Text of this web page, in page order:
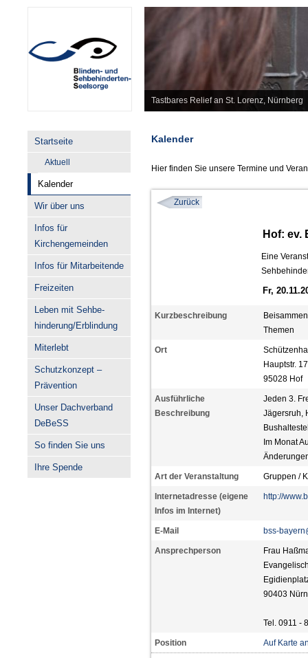
Tastbares Relief an St. Lorenz, Nürnberg
Startseite
Aktuell
Kalender
Wir über uns
Infos für
Kirchengemeinden
Infos für Mitarbeitende
Freizeiten
Leben mit Sehbe-
hinderung/Erblindung
Miterlebt
Schutzkonzept –
Prävention
Unser Dachverband
DeBeSS
So finden Sie uns
Ihre Spende
Kalender
Hier finden Sie unsere Termine und
Zurück
Hof: ev.
Eine
Fr,
Kurzbeschreibung
Themen
Ort
Hauptstr. 17
95028 Hof
Ausführliche
Beschreibung
Jeden 3.
Jägersruh,
Im Monat
Art der Veranstaltung Gruppen /
Internetadresse (eigene
Infos im Internet)
http://
E-Mail bss-
Ansprechperson
Frau
90403
Tel. 0911 -
Position Auf Karte